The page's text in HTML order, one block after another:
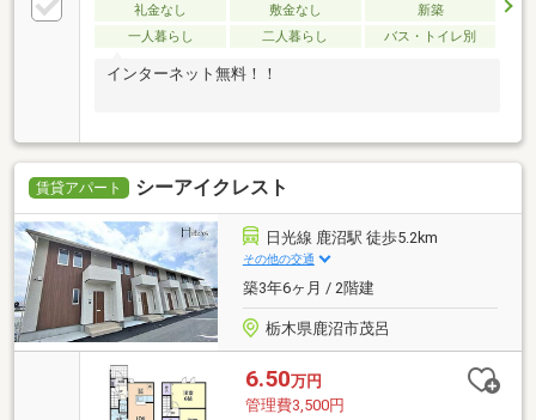
礼金なし 敷金なし
新築
一人暮らし
二人暮らし バス・トイレ別
インターネット無料！！
賃貸アパート シーアイクレスト
日光線 鹿沼駅 徒歩5.2km
その他の交通
築3年6ヶ月 / 2階建
栃木県鹿沼市茂呂
6.50万円
管理費3,500円